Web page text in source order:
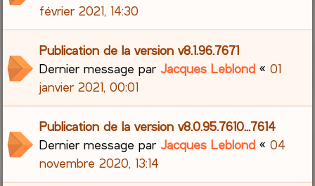
février 2021, 14:30
Publication de la version v8.1.96.7671
Dernier message parJacques Leblond «01
janvier 2021, 00:01
Publication de la version v8.0.95.7610...7614
Dernier message parJacques Leblond «04
novembre 2020, 13:14